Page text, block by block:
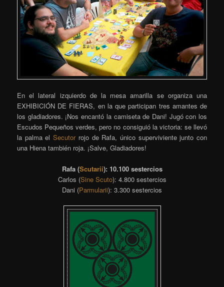
En el lateral izquierdo de la mesa amarilla se organiza una
EXHIBICIÓN DE FIERAS, en la que participan tres amantes de
los gladiadores. ¡Nos encantó la camiseta de Dani! Jugó con los
Escudos Pequeños verdes, pero no consiguió la victoria: se llevó
la palma elSecutorrojo de Rafa, único superviviente junto con
una Hiena también roja. ¡Salve, Gladiadores!
Rafa (Scutarii): 10.100 sestercios
Carlos (Sine Scuto): 4.800 sestercios
Dani (Parmularii): 3.300 sestercios